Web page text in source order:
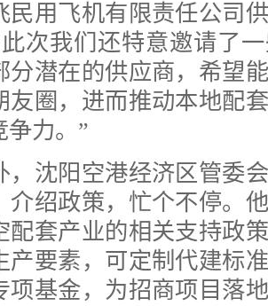
用飞机有限责任公司供
次我们还特意邀请了
分潜在的供应商，希望
友圈，进而推动本地配
争力。”
沈阳空港经济区管委会
介绍政策，忙个不停。
配套产业的相关支持政
产要素，可定制代建标
项基金，为招商项目落